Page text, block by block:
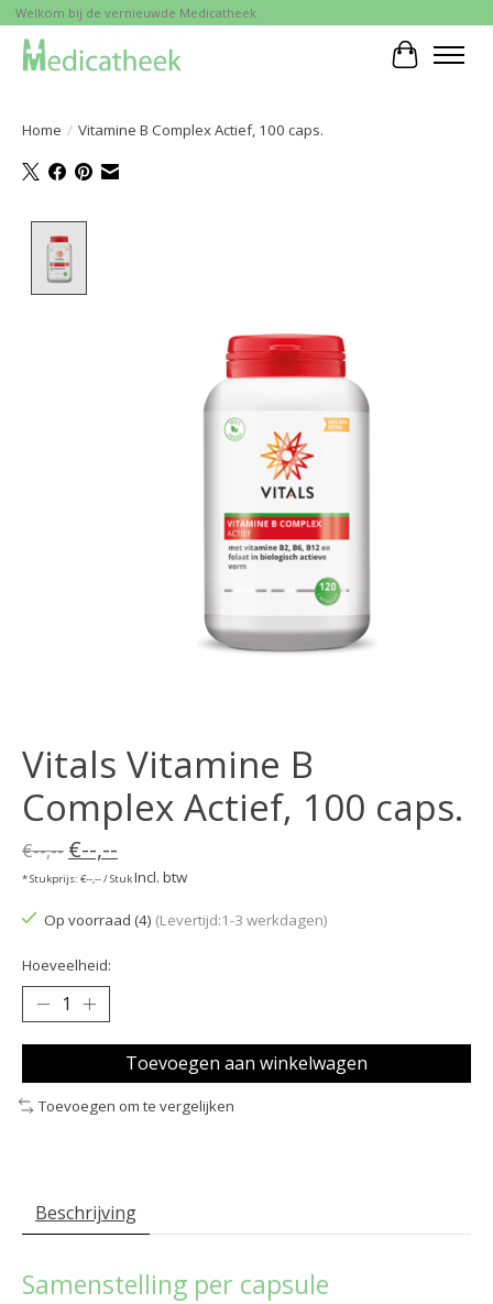
Welkom bij de vernieuwde Medicatheek
Home / Vitamine B Complex Actief, 100 caps.
Vitals Vitamine B
Complex Actief, 100 caps.
€--,-- €--,--
* Stukprijs: €--,-- / StukIncl. btw
Op voorraad (4) (Levertijd:1-3 werkdagen)
Hoeveelheid:
Toevoegen aan winkelwagen
Toevoegen om te vergelijken
Beschrijving
Samenstelling per capsule